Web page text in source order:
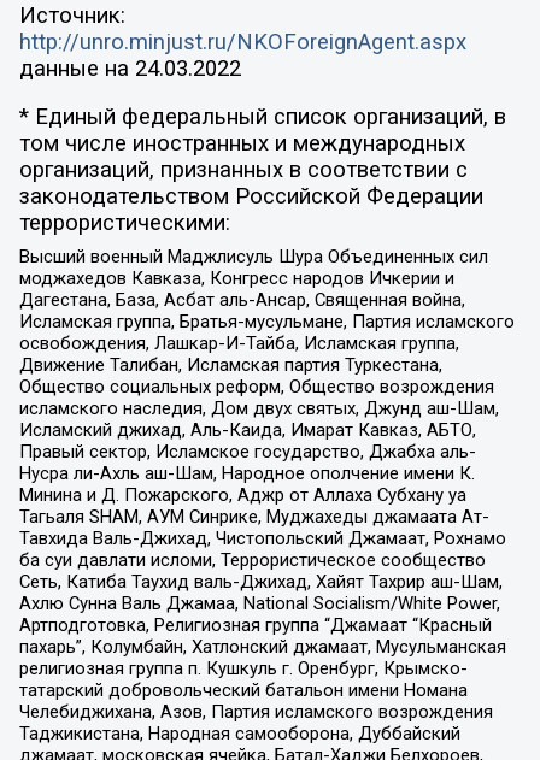
Источник:
http://unro.minjust.ru/NKOForeignAgent.aspx
данные на 24.03.2022
* Единый федеральный список организаций, в
том числе иностранных и международных
организаций, признанных в соответствии с
законодательством Российской Федерации
террористическими:
Высший военный Маджлисуль Шура Объединенных сил
моджахедов Кавказа, Конгресс народов Ичкерии и
Дагестана, База, Асбат аль-Ансар, Священная война,
Исламская группа, Братья-мусульмане, Партия исламского
освобождения, Лашкар-И-Тайба, Исламская группа,
Движение Талибан, Исламская партия Туркестана,
Общество социальных реформ, Общество возрождения
исламского наследия, Дом двух святых, Джунд аш-Шам,
Исламский джихад, Аль-Каида, Имарат Кавказ, АБТО,
Правый сектор, Исламское государство, Джабха аль-
Нусра ли-Ахль аш-Шам, Народное ополчение имени К.
Минина и Д. Пожарского, Аджр от Аллаха Субхану уа
Тагьаля SHAM, АУМ Синрике, Муджахеды джамаата Ат-
Тавхида Валь-Джихад, Чистопольский Джамаат, Рохнамо
ба суи давлати исломи, Террористическое сообщество
Сеть, Катиба Таухид валь-Джихад, Хайят Тахрир аш-Шам,
Ахлю Сунна Валь Джамаа, National Socialism/White Power,
Артподготовка, Религиозная группа “Джамаат “Красный
пахарь”, Колумбайн, Хатлонский джамаат, Мусульманская
религиозная группа п. Кушкуль г. Оренбург, Крымско-
татарский добровольческий батальон имени Номана
Челебиджихана, Азов, Партия исламского возрождения
Таджикистана, Народная самооборона, Дуббайский
джамаат, московская ячейка, Батал-Хаджи Белхороев,